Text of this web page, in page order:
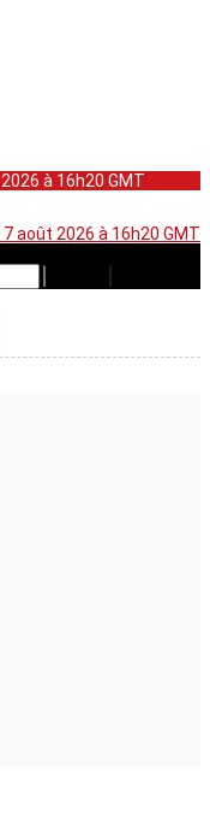
août 2026 à 16h20 GMT
à 16h20 GMT